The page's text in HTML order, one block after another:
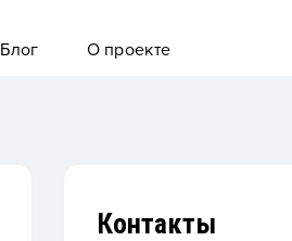
Блог О проекте
Контакты